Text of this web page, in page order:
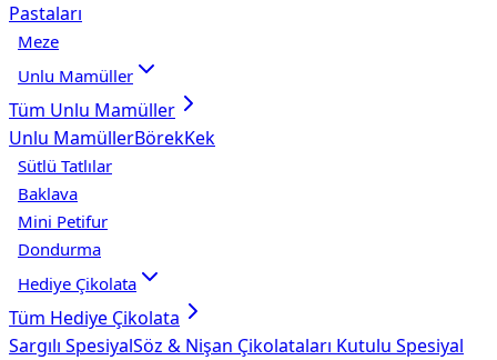
Pastaları
Meze
Unlu Mamüller
Tüm Unlu Mamüller
Unlu MamüllerBörekKek
Sütlü Tatlılar
Baklava
Mini Petifur
Dondurma
Hediye Çikolata
Tüm Hediye Çikolata
Sargılı SpesiyalSöz & Nişan Çikolataları Kutulu Spesiyal